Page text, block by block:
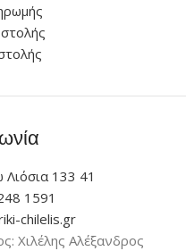
133 41
1591
chilelis.gr
Χιλέλης Αλέξανδρος